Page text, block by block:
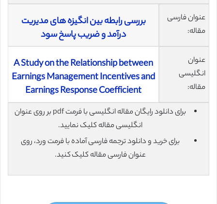
عنوان فارسی
مقاله:
بررسی رابطه بین انگیزه های مدیریت
درآمد و ضریب پاسخ سود
عنوان
انگلیسی
مقاله:
A Study on the Relationship between
Earnings Management Incentives and
Earnings Response Coefficient
برای دانلود رایگان مقاله انگلیسی با فرمت pdf بر روی عنوان
انگلیسی مقاله کلیک نمایید.
برای خرید و دانلود ترجمه فارسی آماده با فرمت ورد، روی
عنوان فارسی مقاله کلیک کنید.